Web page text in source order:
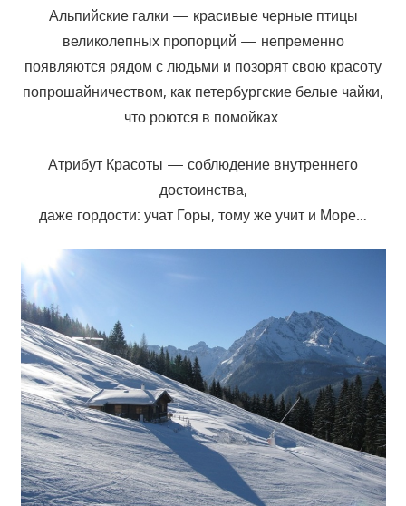
Альпийские галки — красивые черные птицы
великолепных пропорций — непременно
появляются рядом с людьми и позорят свою красоту
попрошайничеством, как петербургские белые чайки,
что роются в помойках.
Атрибут Красоты — соблюдение внутреннего
достоинства,
даже гордости: учат Горы, тому же учит и Море…